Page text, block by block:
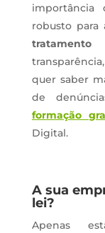
importância
robusto para
tratamento
quer saber
de
formação
Digital.
A sua
lei?
Apenas